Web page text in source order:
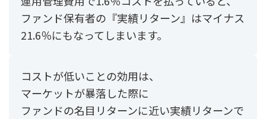
ファンド保有者の『実績リターン』はマイナス
21.6％にもなってしまいます。
コストが低いことの効用は、
マーケットが暴落した際に
ファンドの名目リターンに近い実績リターンで